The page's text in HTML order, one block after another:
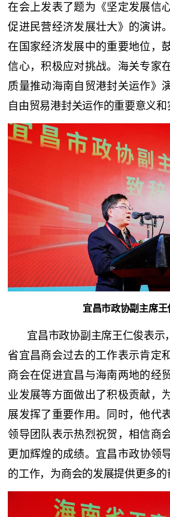
在会上发表了题为《坚定发展信
促进民营经济发展壮大》的演讲
在国家经济发展中的重要地位，
信心，积极应对挑战。海关专家
质量推动海南自贸港封关运作》
自由贸易港封关运作的重要意义和
宜昌市政协副主席王
宜昌市政协副主席王仁俊表示
省宜昌商会过去的工作表示肯定
商会在促进宜昌与海南两地的经
业发展等方面做出了积极贡献，
展发挥了重要作用。同时，他代
领导团队表示热烈祝贺，相信商
更加辉煌的成绩。 宜昌 市政协领
的工作，为商会的发展提供更多的